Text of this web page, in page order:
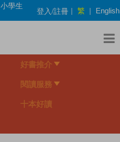
小學生
登入/註冊 | 繁 | English
好書推介
閱讀服務
十本好讀